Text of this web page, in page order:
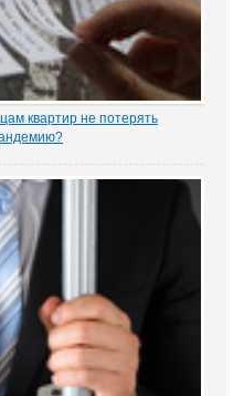
квартир не потерять
Ольга Старых.